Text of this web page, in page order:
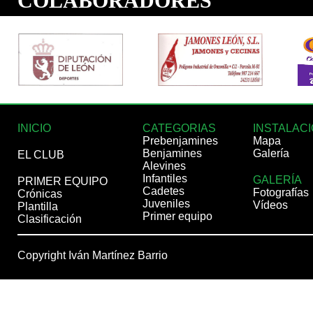
INICIO
EL CLUB
PRIMER EQUIPO
Crónicas
Plantilla
Clasificación
CATEGORIAS
Prebenjamines
Benjamines
Alevines
Infantiles
Cadetes
Juveniles
Primer equipo
Mapa
Galería
GALERÍA
Fotografías
Vídeos
Copyright Iván Martínez Barrio